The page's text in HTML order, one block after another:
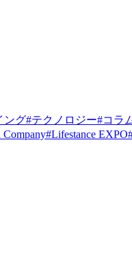
ング#テクノロジー#コラ
Company#Lifestance EXPO